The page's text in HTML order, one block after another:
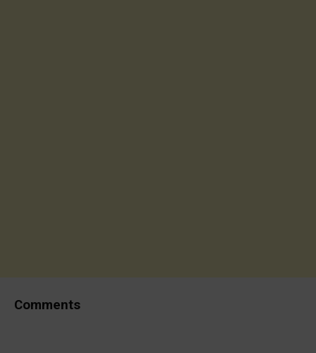
Comments